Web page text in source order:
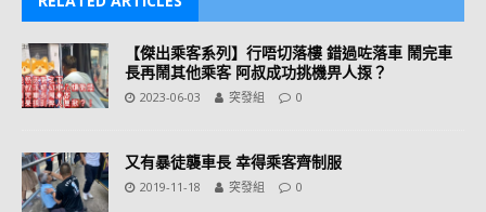
【傑出乘客系列】行唔切落樓 錯過咗落車 鬧完車
長再鬧其他乘客 阿叔成功挑機畀人揼？
2023-06-03 突發組 0
又有暴徒襲車長 幸得乘客齊制服
2019-11-18 突發組 0